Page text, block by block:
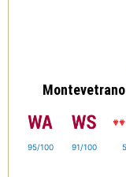
95/100 91/100